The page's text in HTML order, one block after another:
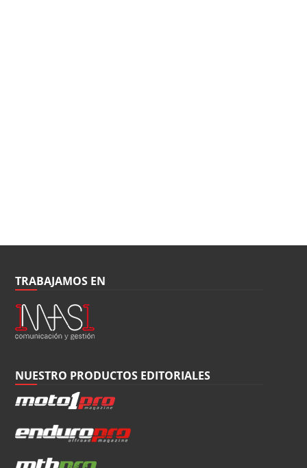
TRABAJAMOS EN
NUESTRO PRODUCTOS EDITORIALES